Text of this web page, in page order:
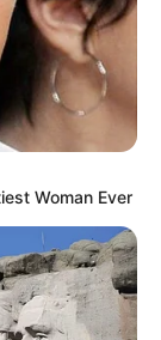
Woman Ever